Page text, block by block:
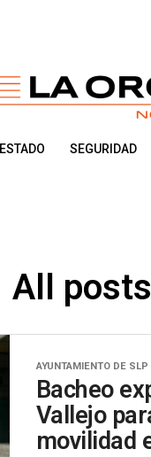
ESTADO SEGURIDAD
All
AYUNTAMIENTO DE SLP
Bacheo
Vallejo
movilidad